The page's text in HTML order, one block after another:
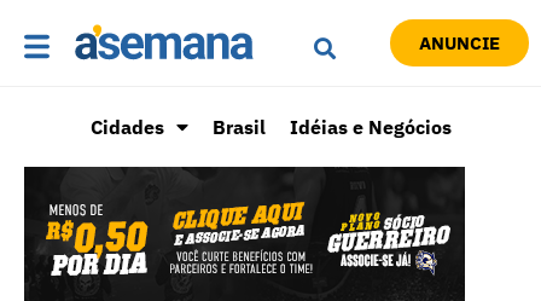
ANUNCIE
Cidades Brasil Idéias e Negócios